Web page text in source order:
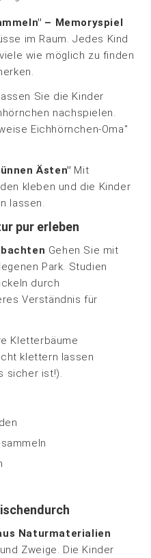
– Memoryspiel
im Raum. Jedes Kind
wie möglich zu finden
Sie die Kinder
nachspielen.
Eichhörnchen-Oma"
Ästen" Mit
kleben und die Kinder
lassen.
pur erleben
Gehen Sie mit
Park. Studien
durch
Verständnis für
Kletterbäume
klettern lassen
sicher ist!).
Naturmaterialien
Zweige. Die Kinder